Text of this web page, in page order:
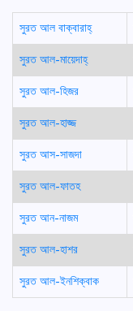
সুরত আল বাক্বারাহ্
সুরত আল-মায়েদাহ্
সুরত আল-হিজর
সুরত আল-হাজ্জ
সুরত আস-সাজদা
সুরত আল-ফাতহ
সুরত আন-নাজম
সুরত আল-হাশর
সুরত আল-ইনশিক্বাক